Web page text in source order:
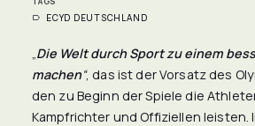
ECYD DEUTSCHLAND
Die Welt durch Sport zu einem
machen“, das ist der Vorsatz des
den zu Beginn der Spiele die
Kampfrichter und Offiziellen leisten.